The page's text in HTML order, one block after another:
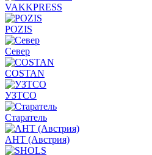
VAKKPRESS
POZIS
Север
COSTAN
УЗТСО
Старатель
АНТ (Австрия)